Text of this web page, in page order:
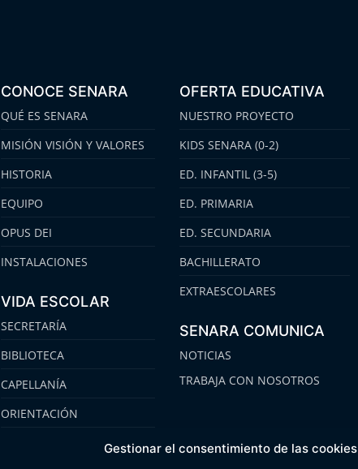
Gestionar el consentimiento de las cookies
CONOCE SENARA
QUÉ ES SENARA
MISIÓN VISIÓN Y VALORES
HISTORIA
EQUIPO
OPUS DEI
INSTALACIONES
VIDA ESCOLAR
SECRETARÍA
BIBLIOTECA
CAPELLANÍA
ORIENTACIÓN
OFERTA EDUCATIVA
NUESTRO PROYECTO
KIDS SENARA (0-2)
ED. INFANTIL (3-5)
ED. PRIMARIA
ED. SECUNDARIA
BACHILLERATO
EXTRAESCOLARES
SENARA COMUNICA
NOTICIAS
TRABAJA CON NOSOTROS